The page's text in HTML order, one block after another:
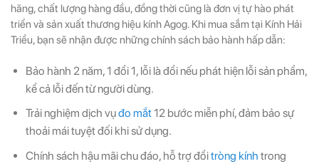
hãng, chất lượng hàng đầu, đồng thời cũng là đơn vị tự hào phát
triển và sản xuất thương hiệu kính Agog. Khi mua sắm tại Kính Hải
Triều, bạn sẽ nhận được những chính sách bảo hành hấp dẫn:
Bảo hành 2 năm, 1 đổi 1, lỗi là đổi nếu phát hiện lỗi sản phẩm,
kể cả lỗi đến từ người dùng.
Trải nghiệm dịch vụđo mắt12 bước miễn phí, đảm bảo sự
thoải mái tuyệt đối khi sử dụng.
Chính sách hậu mãi chu đáo, hỗ trợ đổitròng kính trong